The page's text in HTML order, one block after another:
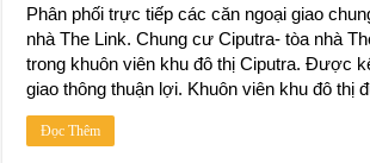
Phân phối trực tiếp các căn ngoại giao
nhà The Link. Chung cư Ciputra- tòa nhà
trong khuôn viên khu đô thị Ciputra. Được
giao thông thuận lợi. Khuôn viên khu đô thị
Đọc Thêm